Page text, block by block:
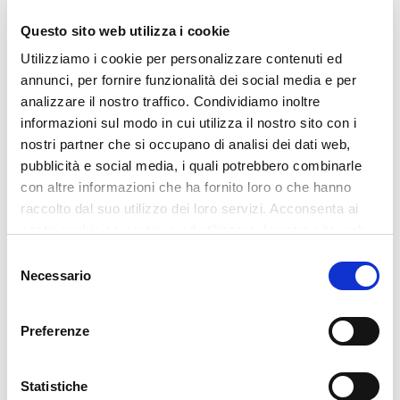
Questo sito web utilizza i cookie
Utilizziamo i cookie per personalizzare contenuti ed
annunci, per fornire funzionalità dei social media e per
analizzare il nostro traffico. Condividiamo inoltre
informazioni sul modo in cui utilizza il nostro sito con i
nostri partner che si occupano di analisi dei dati web,
pubblicità e social media, i quali potrebbero combinarle
con altre informazioni che ha fornito loro o che hanno
raccolto dal suo utilizzo dei loro servizi. Acconsenta ai
delNecessario
Preferenze
Statistiche
“Grazie alla collaborazione con il team di i-
furniture abbiamo riscritto il nostro modo di
pensare la gestione degli ordini; e non
parliamo di sola innovazione tecnologica, ma
di innovazione gestionale che ha consentito
di rivedere e vecchie logiche e modificato i
interni. I risultati sono tangibili: riduzione dei
in produzione dell’ordine, modifiche attuabili
consegna garantite. Tutti elementi che